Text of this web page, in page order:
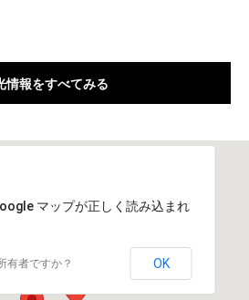
情報をすべてみる
マップが正しく読み込まれ
有者ですか？ OK